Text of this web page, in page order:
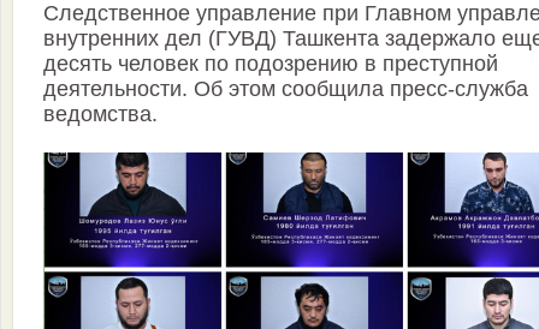
Следственное управление при Главном
внутренних дел (ГУВД) Ташкента задержало
десять человек по подозрению в преступной
деятельности. Об этом сообщила пресс-служба
ведомства.